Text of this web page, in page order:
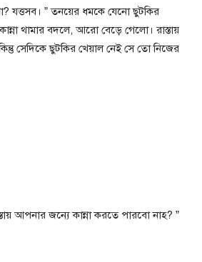
যত্তসব। ” তনয়ের ধমকে যেনো ছুটকির
থামার বদলে, আরো বেড়ে গেলো। রাস্তায়
সেদিকে ছুটকির খেয়াল নেই সে তো নিজের
আপনার জন্যে কান্না করতে পারবো নাহ? ”